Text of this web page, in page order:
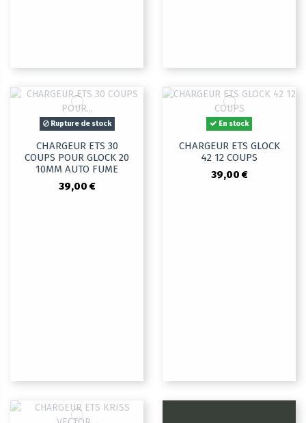
Rupture de stock
CHARGEUR ETS 30
COUPS POUR GLOCK 20
10MM AUTO FUME
39,00 €
En stock
CHARGEUR ETS GLOCK
42 12 COUPS
39,00 €